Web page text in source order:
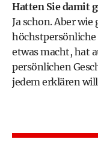
Hatten Sie damit
Ja schon. Aber wie
etwas macht, hat
persönlichen
jedem erklären